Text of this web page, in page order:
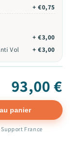
+ €0,75
+ €3,00
Vol
+ €3,00
93,00 €
panier
France